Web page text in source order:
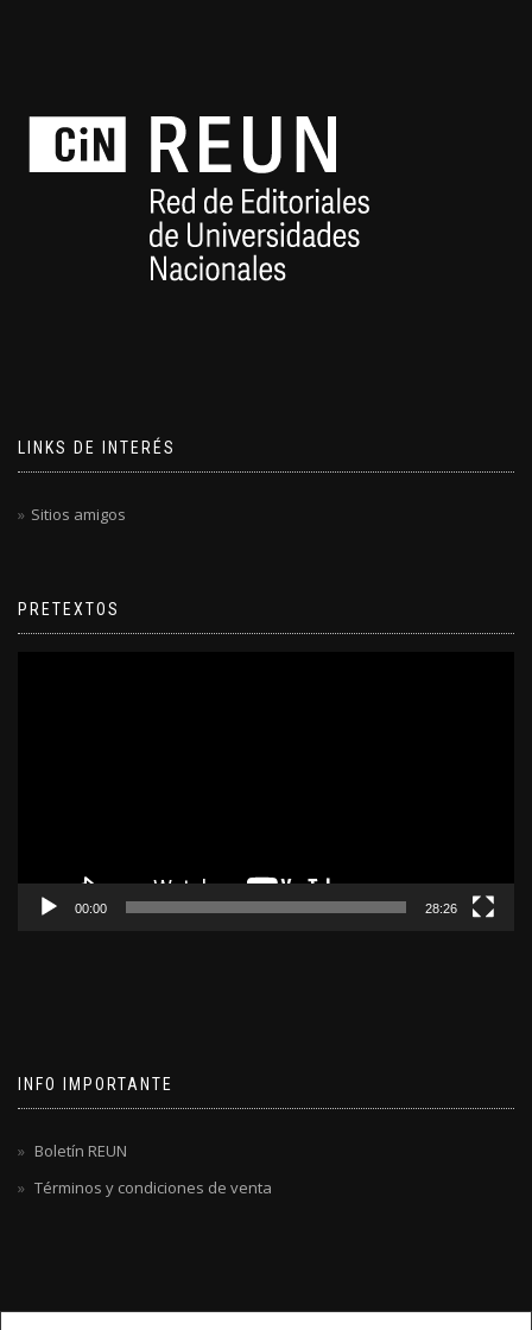
LINKS DE INTERÉS
Sitios amigos
PRETEXTOS
00:00 28:26
INFO IMPORTANTE
Boletín REUN
Términos y condiciones de venta